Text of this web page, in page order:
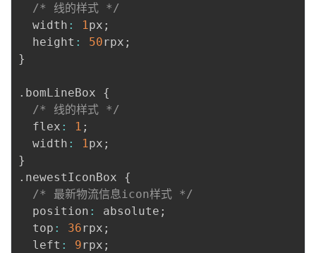
/* 线的样式 */
  width
: 1 px ;
  height
: 50rpx ;
}
. bomLineBox {
/* 线的样式 */
  flex
: 1 ;
  width
: 1 px ;
}
. newestIconBox {
/* 最新物流信息icon样式 */
  position
: absolute ;
  top
: 36rpx ;
  left
: 9rpx ;